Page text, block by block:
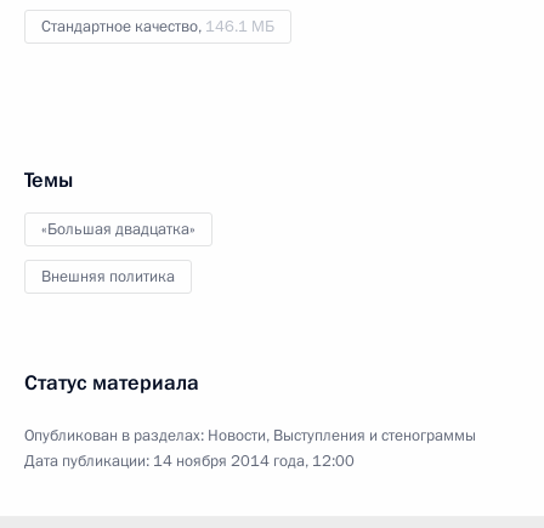
Стандартное качество, 146.1 МБ
Темы
«Большая двадцатка»
Внешняя политика
Статус материала
Опубликован в разделах: Новости, Выступления и стенограммы
Дата публикации: 14 ноября 2014 года, 12:00